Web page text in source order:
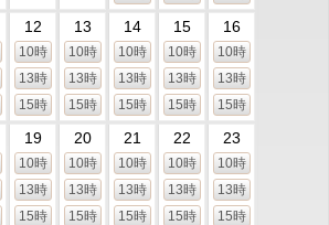
12
10時
13時
15時
13
10時
13時
15時
14
10時
13時
15時
15
10時
13時
15時
16
10時
13時
15時
19
10時
13時
15時
20
10時
13時
15時
21
10時
13時
15時
22
10時
13時
15時
23
10時
13時
15時